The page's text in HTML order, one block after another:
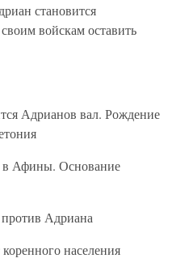
становится
войскам оставить
Адрианов вал. Рождение
в Афины. Основание
Адриана
населения